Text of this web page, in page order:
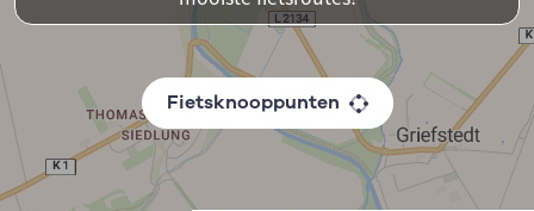
Fietsknooppunten